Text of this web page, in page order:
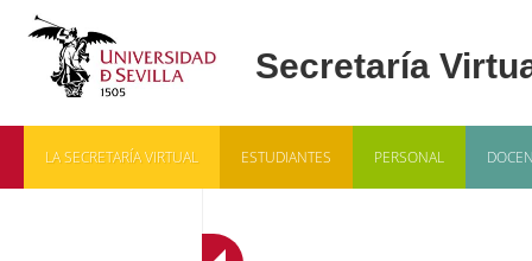
LA SECRETARÍA VIRTUAL ESTUDIANTES PERSONAL